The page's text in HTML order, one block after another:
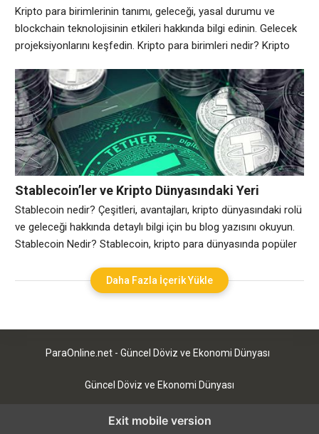
Olasılıklar
Kripto para birimlerinin tanımı, geleceği, yasal durumu ve
blockchain teknolojisinin etkileri hakkında bilgi edinin. Gelecek
projeksiyonlarını keşfedin. Kripto para birimleri nedir? Kripto
tanımlanabilir ve merkezi bir otoriteye ihtiyaç duymadan işlem
yapmayı mümkün kılar. Bu para birimleri, blok zinciri teknolojisi
ile güvence altına alınmıştır ve verilerin değiştirilemez ve
Stablecoin’ler ve Kripto Dünyasındaki Yeri
Stablecoin nedir? Çeşitleri, avantajları, kripto dünyasındaki rolü
ve geleceği hakkında detaylı bilgi için bu blog yazısını okuyun.
Stablecoin Nedir? Stablecoin, kripto para dünyasında popüler
fiyat istikrarının sağlanması amacıyla tasarlanmış bir kripto
para türüdür. Genellikle bir fiat para birimi veya emtia ile
Daha Fazla İçerik Yükle
ParaOnline.net - Güncel Döviz ve Ekonomi Dünyası
Güncel Döviz ve Ekonomi Dünyası
Exit mobile version